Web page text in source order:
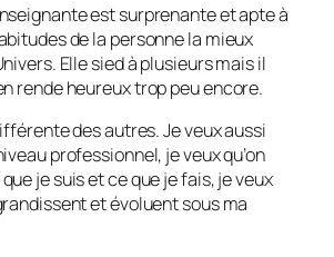
est surprenante et apte à
de la personne la mieux
Elle sied à plusieurs mais il
rende heureux trop peu encore.
des autres. Je veux aussi
professionnel, je veux qu’on
je suis et ce que je fais, je veux
et évoluent sous ma